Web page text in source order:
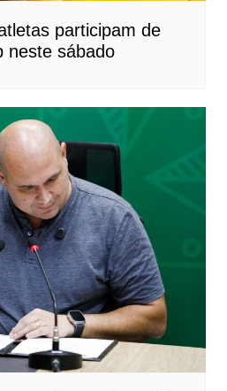
participam de
neste sábado